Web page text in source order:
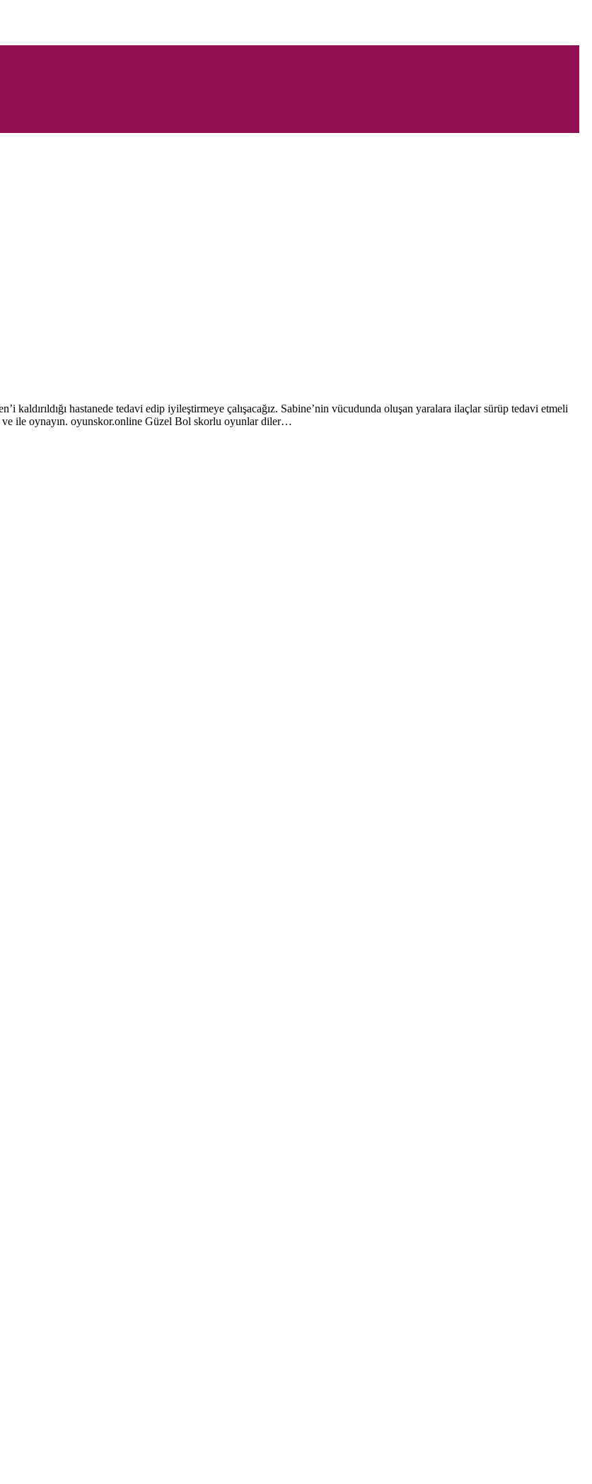
kaldırıldığı hastanede tedavi edip iyileştirmeye çalışacağız. Sabine’nin vücudunda oluşan yaralara ilaçlar sürüp tedavi etmeli
ve ile oynayın. oyunskor.online Güzel Bol skorlu oyunlar diler…